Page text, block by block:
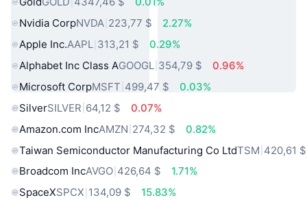
Nvidia CorpNVDA 223,77 $
2.27%
Apple Inc.AAPL 313,21 $
0.29%
Alphabet Inc Class AGOOGL 354,79 $
0.96%
Microsoft CorpMSFT 499,47 $
0.03%
SilverSILVER 64,12 $
0.07%
Amazon.com IncAMZN 274,32 $
0.82%
Taiwan Semiconductor Manufacturing Co LtdTSM 420,61 $
Broadcom IncAVGO 426,64 $
1.71%
SpaceXSPCX 134,09 $
15.83%